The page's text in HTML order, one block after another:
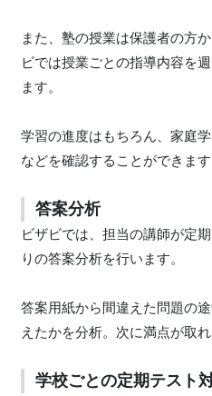
また、塾の授業は保護者の方
ビでは授業ごとの指導内容を
ます。
学習の進度はもちろん、家庭
などを確認することができます
答案分析
ビザビでは、担当の講師が定
りの答案分析を行います。
答案用紙から間違えた問題の
えたかを分析。次に満点が取
学校ごとの定期テスト